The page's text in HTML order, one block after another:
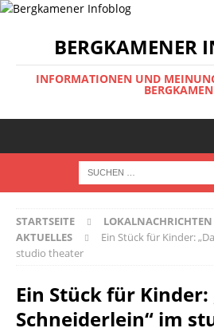
BERGKAMENER
INFORMATIONEN UND
BERGKAMEN
STARTSEITE
AKTUELLES
Ein Stück für Kinder:
studio theater
Ein Stück für
Schneiderlein“ im